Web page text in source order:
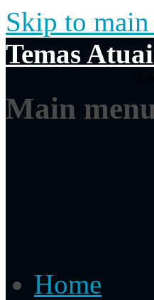
Skip to
Temas
Main
Home